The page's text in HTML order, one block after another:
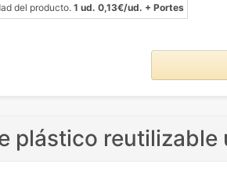
del producto. 1 ud. 0,13€/ud. + Portes
plástico reutilizable